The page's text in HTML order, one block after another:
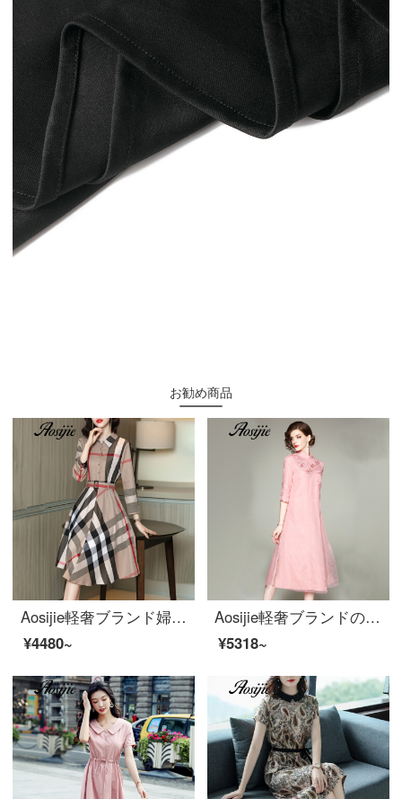
お勧め商品
Aosijie軽奢ブランド婦人服ヴィンテージチェックのワンピース女性2020秋新作はウエストを締めて痩せている雰囲気を見せます。長袖を襟にして、色のビジネスシャツのスカートにぶつかって、アンズ色をします。
¥4480~
Aosijie軽奢ブランドの女装新式の改良チャイナドレスのシルクのワンピース女性2020春夏新作中国風の刺繍漢服のドレスの女性ピンクXL
¥5318~